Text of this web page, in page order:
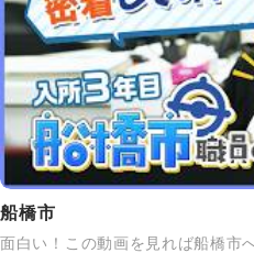
船橋市
面白い！この動画を見れば船橋市